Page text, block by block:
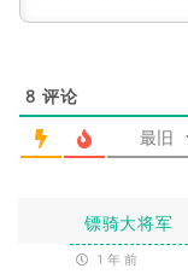
8 评论
最旧
镖骑大将军
1 年 前